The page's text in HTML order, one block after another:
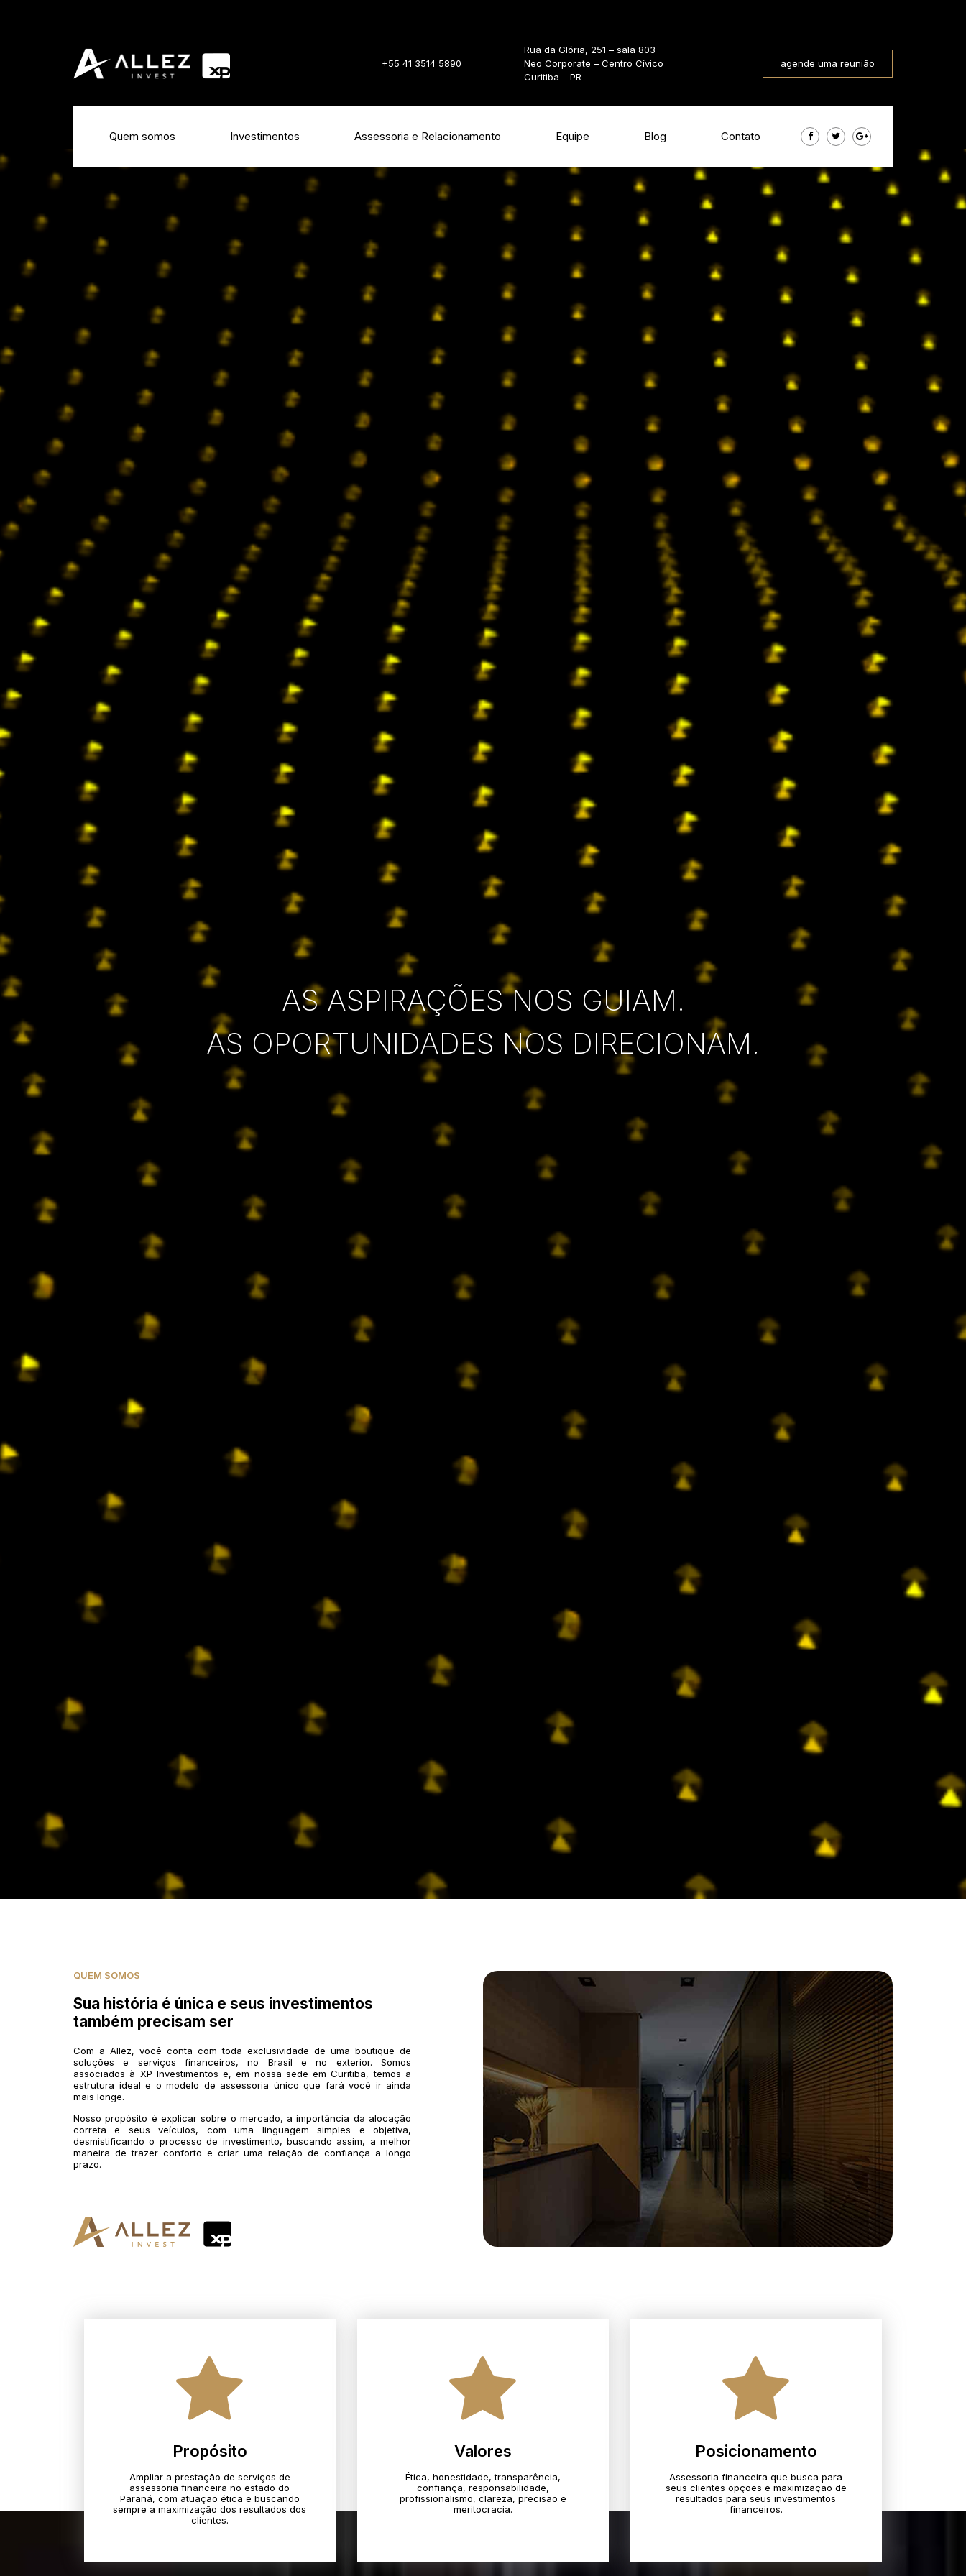
+55 41 3514 5890
Rua da Glória, 251 – sala 803
Neo Corporate – Centro Cívico
Curitiba – PR
agende uma reunião
Quem somos Investimentos Assessoria e Relacionamento Equipe Blog Contato
AS ASPIRAÇÕES NOS GUIAM.
AS OPORTUNIDADES NOS DIRECIONAM.
QUEM SOMOS
Sua história é única e seus investimentos
também precisam ser
Com a Allez, você conta com toda exclusividade de uma boutique de
soluções e serviços financeiros, no Brasil e no exterior. Somos
associados à XP Investimentos e, em nossa sede em Curitiba, temos a
estrutura ideal e o modelo de assessoria único que fará você ir ainda
mais longe.
Nosso propósito é explicar sobre o mercado, a importância da alocação
correta e seus veículos, com uma linguagem simples e objetiva,
desmistificando o processo de investimento, buscando assim, a melhor
maneira de trazer conforto e criar uma relação de confiança a longo
prazo.
Propósito
Ampliar a prestação de serviços de
assessoria financeira no estado do
Paraná, com atuação ética e buscando
sempre a maximização dos resultados dos
clientes.
Valores
Ética, honestidade, transparência,
confiança, responsabilidade,
profissionalismo, clareza, precisão e
meritocracia.​
Posicionamento
Assessoria financeira que busca para
seus clientes opções e maximização de
resultados para seus investimentos
financeiros.